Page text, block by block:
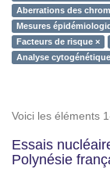
Aberrations des
Mesures
Facteurs de risque ×
Analyse
Voici les éléments
Essais
Polynésie